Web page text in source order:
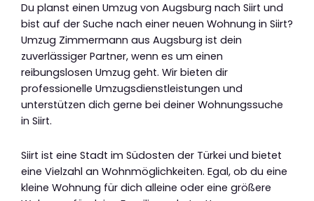
Du planst einen Umzug von Augsburg nach Siirt und
bist auf der Suche nach einer neuen Wohnung in Siirt?
Umzug Zimmermann aus Augsburg ist dein
zuverlässiger Partner, wenn es um einen
reibungslosen Umzug geht. Wir bieten dir
professionelle Umzugsdienstleistungen und
unterstützen dich gerne bei deiner Wohnungssuche
in Siirt.
Siirt ist eine Stadt im Südosten der Türkei und bietet
eine Vielzahl an Wohnmöglichkeiten. Egal, ob du eine
kleine Wohnung für dich alleine oder eine größere